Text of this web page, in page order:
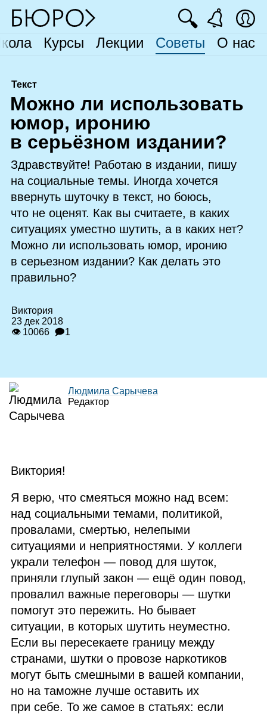
Курсы Лекции Советы О нас
🔍
Текст
Можно ли использовать
юмор, иронию
в серьёзном издании?
Здравствуйте! Работаю в издании, пишу
на социальные темы. Иногда хочется
ввернуть шуточку в текст, но боюсь,
что не оценят. Как вы считаете, в каких
ситуациях уместно шутить, а в каких нет?
Можно ли использовать юмор, иронию
в серьезном издании? Как делать это
правильно?
Виктория
23 дек 2018
👁 10066 🗩1
Людмила Сарычева
Редактор
Виктория!
Я верю, что смеяться можно над всем:
над социальными темами, политикой,
провалами, смертью, нелепыми
ситуациями и неприятностями. У коллеги
украли телефон — повод для шуток,
приняли глупый закон — ещё один повод,
провалил важные переговоры — шутки
помогут это пережить. Но бывает
ситуации, в которых шутить неуместно.
Если вы пересекаете границу между
странами, шутки о провозе наркотиков
могут быть смешными в вашей компании,
но на таможне лучше оставить их
при себе. То же самое в статьях: если